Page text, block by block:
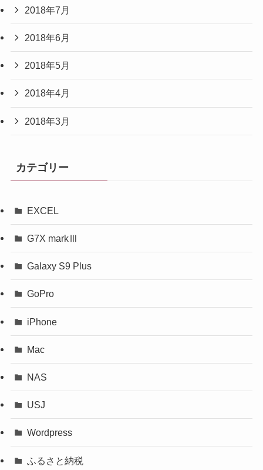
2018年7月
2018年6月
2018年5月
2018年4月
2018年3月
カテゴリー
EXCEL
G7X markⅢ
Galaxy S9 Plus
GoPro
iPhone
Mac
NAS
USJ
Wordpress
ふるさと納税